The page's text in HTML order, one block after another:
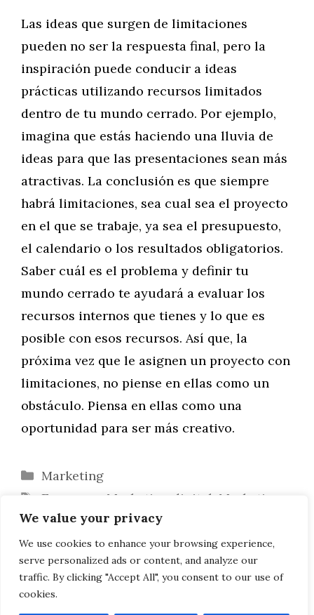
We value your privacy
We use cookies to enhance your browsing experience,
serve personalized ads or content, and analyze our
traffic. By clicking "Accept All", you consent to our use of
cookies.
Las ideas que surgen de limitaciones
pueden no ser la respuesta final, pero la
inspiración puede conducir a ideas
prácticas utilizando recursos limitados
dentro de tu mundo cerrado. Por ejemplo,
imagina que estás haciendo una lluvia de
ideas para que las presentaciones sean más
atractivas. La conclusión es que siempre
habrá limitaciones, sea cual sea el proyecto
en el que se trabaje, ya sea el presupuesto,
el calendario o los resultados obligatorios.
Saber cuál es el problema y definir tu
mundo cerrado te ayudará a evaluar los
recursos internos que tienes y lo que es
posible con esos recursos. Así que, la
próxima vez que le asignen un proyecto con
limitaciones, no piense en ellas como un
obstáculo. Piensa en ellas como una
oportunidad para ser más creativo.
Categorías
Marketing
Etiquetas
Empresas Marketing digital Marketing
online
La importancia de las aficiones
¿Qué tamaño de urna de cremación?